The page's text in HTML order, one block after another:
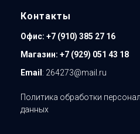
Контакты
Офис: +7 (910) 385 27 16
Магазин: +7 (929) 051 43 18
Email : 264273@mail.ru
Политика обработки
данных